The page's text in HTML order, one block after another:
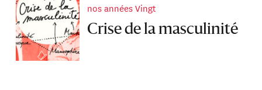
nos années Vingt
Crise de la masculinité